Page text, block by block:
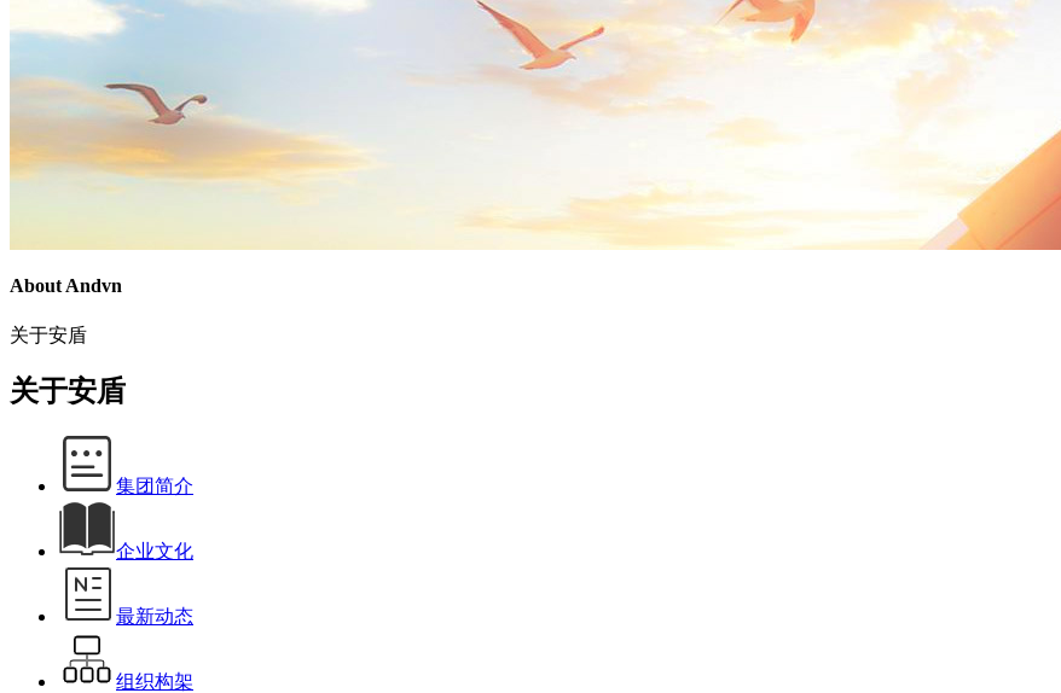
About Andvn
关于安盾
关于安盾
集团简介
企业文化
最新动态
组织构架